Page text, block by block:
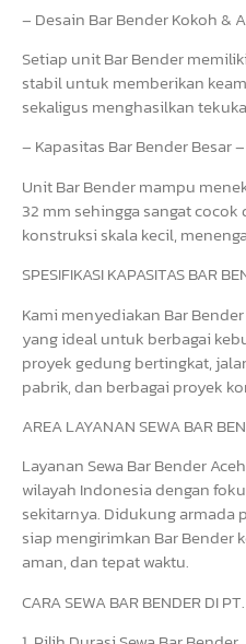
– Desain Bar Bender Kokoh &
Setiap unit Bar Bender
stabil untuk memberikan
sekaligus menghasilkan
– Kapasitas Bar Bender Besar –
Unit Bar Bender mampu
32 mm sehingga sangat
konstruksi skala kecil,
SPESIFIKASI KAPASITAS BAR
Kami menyediakan Bar
yang ideal untuk berbagai
proyek gedung bertingkat,
pabrik, dan berbagai proyek
AREA LAYANAN SEWA BAR
Layanan Sewa Bar Bender
wilayah Indonesia dengan
sekitarnya. Didukung armada
siap mengirimkan Bar Bender
aman, dan tepat waktu.
CARA SEWA BAR BENDER DI